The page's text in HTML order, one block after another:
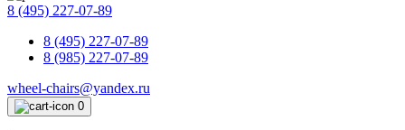
8 (495) 227-07-89
8 (495) 227-07-89
8 (985) 227-07-89
wheel-chairs@yandex.ru
0